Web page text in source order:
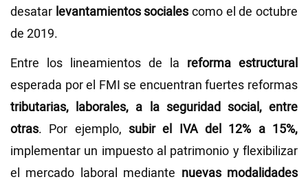
desatar levantamientos sociales como el de octubre
de 2019.
Entre los lineamientos de la reforma estructural
esperada por el FMI se encuentran fuertes reformas
tributarias, laborales, a la seguridad social, entre
otras. Por ejemplo, subir el IVA del 12% a 15%,
implementar un impuesto al patrimonio y flexibilizar
el mercado laboral mediante nuevas modalidades